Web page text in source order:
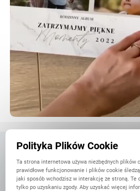
Najlepiej oceniana
w Polsce
Polityka Plików Cookie
Ta strona internetowa używa niezbędnych plików
prawidłowe funkcjonowanie i plików cookie
jaki sposób wchodzisz w interakcję ze stroną. Te
tylko po uzyskaniu zgody. Aby uzyskać więcej